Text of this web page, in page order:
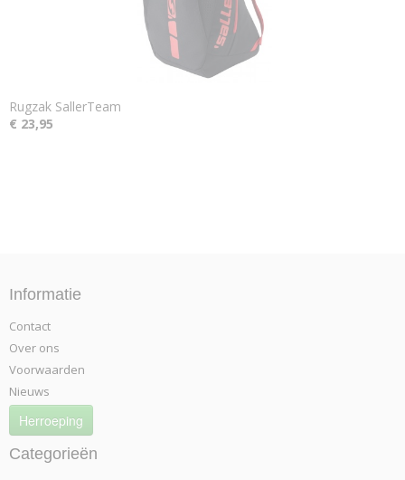
Rugzak SallerTeam
€ 23,95
Informatie
Contact
Over ons
Voorwaarden
Nieuws
Herroeping
Categorieën